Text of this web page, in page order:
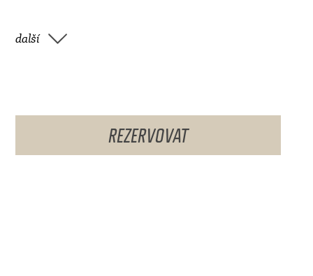
další
REZERVOVAT